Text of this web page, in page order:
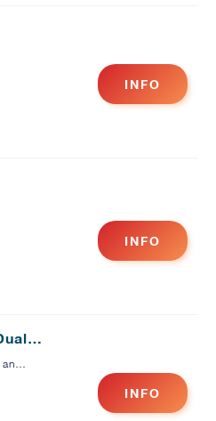
INFO
INFO
INFO